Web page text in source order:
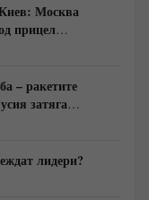
Москва
прицел
– ракетите
затяга
лидери?